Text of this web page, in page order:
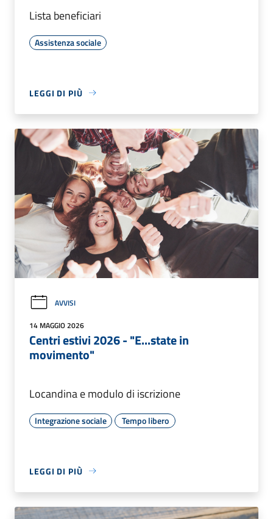
Lista beneficiari
Assistenza sociale
LEGGI DI PIÙ
AVVISI
14 MAGGIO 2026
Centri estivi 2026 - "E...state in
movimento"
Locandina e modulo di iscrizione
Integrazione sociale Tempo libero
LEGGI DI PIÙ